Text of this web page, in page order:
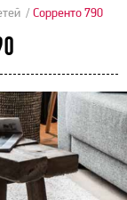
Сорренто 790